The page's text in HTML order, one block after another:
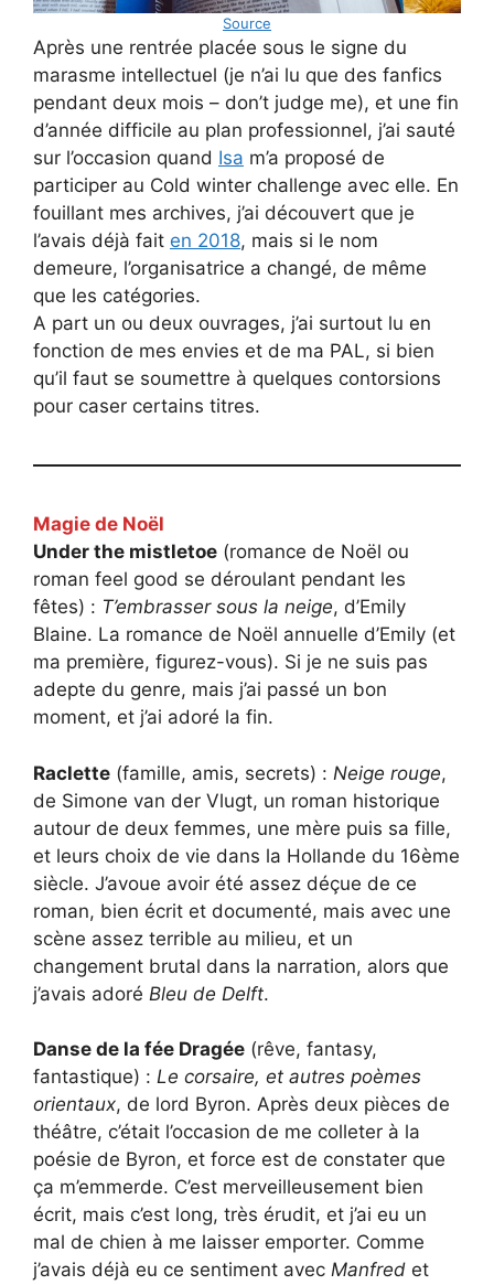
Source
Après une rentrée placée sous le signe du
marasme intellectuel (je n’ai lu que des fanfics
pendant deux mois – don’t judge me), et une fin
d’année difficile au plan professionnel, j’ai sauté
sur l’occasion quand Isa m’a proposé de
participer au Cold winter challenge avec elle. En
fouillant mes archives, j’ai découvert que je
l’avais déjà fait en 2018, mais si le nom
demeure, l’organisatrice a changé, de même
que les catégories.
A part un ou deux ouvrages, j’ai surtout lu en
fonction de mes envies et de ma PAL, si bien
qu’il faut se soumettre à quelques contorsions
pour caser certains titres.
Magie de Noël
Under the mistletoe (romance de Noël ou
roman feel good se déroulant pendant les
fêtes) : T’embrasser sous la neige, d’Emily
Blaine. La romance de Noël annuelle d’Emily (et
ma première, figurez-vous). Si je ne suis pas
adepte du genre, mais j’ai passé un bon
moment, et j’ai adoré la fin.
Raclette (famille, amis, secrets) : Neige rouge,
de Simone van der Vlugt, un roman historique
autour de deux femmes, une mère puis sa fille,
et leurs choix de vie dans la Hollande du 16ème
siècle. J’avoue avoir été assez déçue de ce
roman, bien écrit et documenté, mais avec une
scène assez terrible au milieu, et un
changement brutal dans la narration, alors que
j’avais adoré Bleu de Delft.
Danse de la fée Dragée (rêve, fantasy,
fantastique) : Le corsaire, et autres poèmes
orientaux, de lord Byron. Après deux pièces de
théâtre, c’était l’occasion de me colleter à la
poésie de Byron, et force est de constater que
ça m’emmerde. C’est merveilleusement bien
écrit, mais c’est long, très érudit, et j’ai eu un
mal de chien à me laisser emporter. Comme
j’avais déjà eu ce sentiment avec Manfred et